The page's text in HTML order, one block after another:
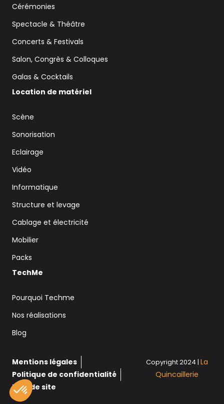
Cérémonies
Spectacle & Théâtre
Concerts & Festivals
Salon, Congrès & Colloques
Galas & Cocktails
Location de matériel
Scène
Sonorisation
Eclairage
Vidéo
Informatique
Structure et levage
Cablage et électricité
Mobilier
Packs
TechMe
Pourquoi Techme
Nos réalisations
Blog
Mentions légales
Politique de confidentialité
Plan de site
Copyright 2024 |La
Quincaillerie